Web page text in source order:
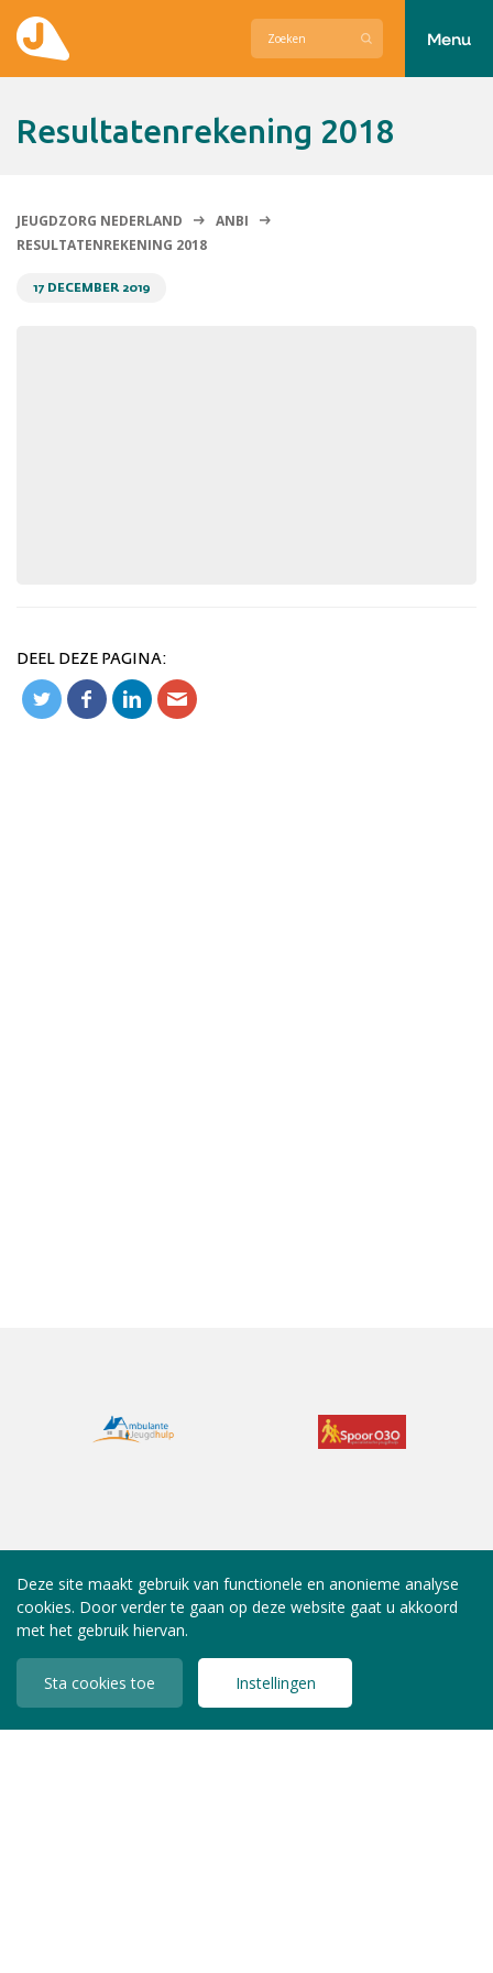
Menu
Resultatenrekening 2018
JEUGDZORG NEDERLAND
ANBI
RESULTATENREKENING 2018
17 DECEMBER 2019
DEEL DEZE PAGINA:
Deze site maakt gebruik van functionele en anonieme analyse
cookies. Door verder te gaan op deze website gaat u akkoord
met het gebruik hiervan.
Sta cookies toe Instellingen